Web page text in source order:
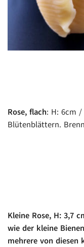
Rose, flach: H: 6cm
Blütenblättern.
Kleine Rose, H: 3,7
wie der kleine
mehrere von diesen